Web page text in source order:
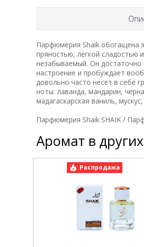
Парфюмерия Shaik обогащена
пряностью, легкой сладостью
незабываемый. Он
настроение и пробуждает
довольно часто несет в себе
ноты: лаванда, мандарин,
мадагаскарская ваниль,
Парфюмерия Shaik SHAIK /
Аромат в
Распродажа